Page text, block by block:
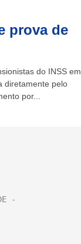
prova de
do INSS em
diretamente pelo
por...